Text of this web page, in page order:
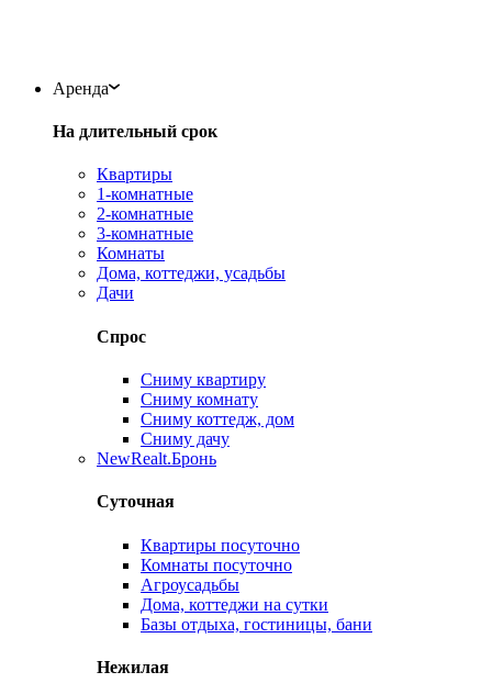
Аренда
На длительный срок
Квартиры
1-комнатные
2-комнатные
3-комнатные
Комнаты
Дома, коттеджи, усадьбы
Дачи
Спрос
Сниму квартиру
Сниму комнату
Сниму коттедж, дом
Сниму дачу
NewRealt.Бронь
Суточная
Квартиры посуточно
Комнаты посуточно
Агроусадьбы
Дома, коттеджи на сутки
Базы отдыха, гостиницы, бани
Нежилая